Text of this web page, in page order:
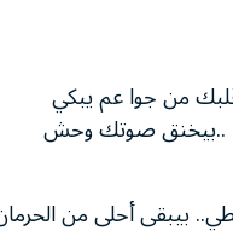
من جوا عم يبكي
..بيخنق صوتك وحش
بيبقى أحلى من